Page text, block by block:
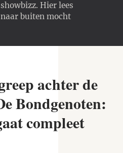
Hier lees
buiten mocht
achter de
Bondgenoten:
compleet